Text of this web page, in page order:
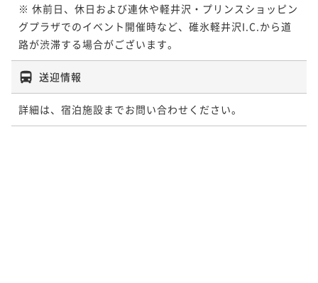
※ 休前日、休日および連休や軽井沢・プリンスショッピン
グプラザでのイベント開催時など、碓氷軽井沢I.C.から道
路が渋滞する場合がございます。
送迎情報
詳細は、宿泊施設までお問い合わせください。